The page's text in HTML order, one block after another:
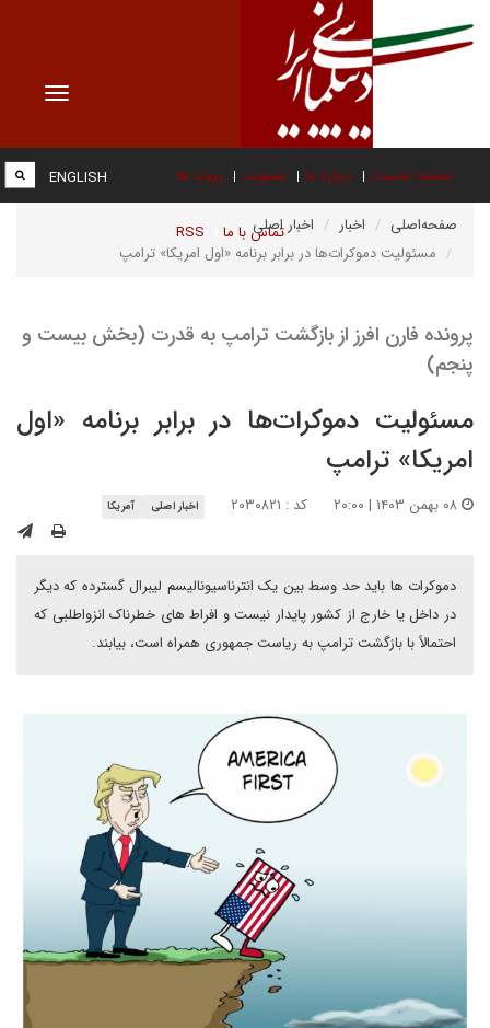
Toggle
صفحه نخست درباره ما عضویت پیوند ها
تماس با ما RSS
ENGLISH
صفحه‌اصلی اخبار
اخبار اصلی
مسئولیت دموکرات‌ها در برابر برنامه «اول امریکا» ترامپ
پرونده فارن افرز از بازگشت ترامپ به قدرت (بخش بیست و
پنجم)
مسئولیت دموکرات‌ها در برابر برنامه «اول
امریکا» ترامپ
کد : ۲۰۳۰۸۲۱ اخبار اصلی آمریکا
دموکرات ها باید حد وسط بین یک انترناسیونالیسم لیبرال گسترده که دیگر
در داخل یا خارج از کشور پایدار نیست و افراط های خطرناک انزواطلبی که
احتمالاً با بازگشت ترامپ به ریاست جمهوری همراه است، بیابند.